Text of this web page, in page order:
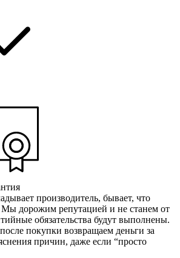
производитель, бывает, что
дорожим репутацией и не станем от
обязательства будут выполнены.
покупки возвращаем деньги за
причин, даже если “просто